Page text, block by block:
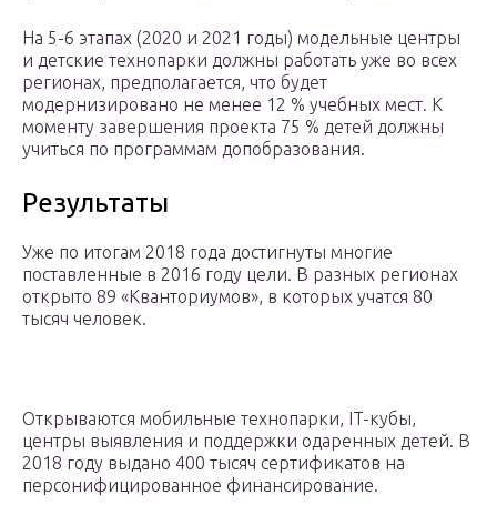
На 5-6 этапах (2020 и 2021 годы) модельные центры
и детские технопарки должны работать уже во всех
регионах, предполагается, что будет
модернизировано не менее 12 % учебных мест. К
моменту завершения проекта 75 % детей должны
учиться по программам допобразования.
Результаты
Уже по итогам 2018 года достигнуты многие
поставленные в 2016 году цели. В разных регионах
открыто 89 «Кванториумов», в которых учатся 80
тысяч человек.
Открываются мобильные технопарки, IT-кубы,
центры выявления и поддержки одаренных детей. В
2018 году выдано 400 тысяч сертификатов на
персонифицированное финансирование.